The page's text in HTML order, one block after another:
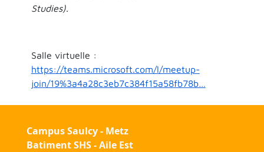
Studies).
Salle virtuelle :
https://teams.microsoft.com/l/meetup-
join/19%3a4a28c3eb7c384f15a58fb78b…
Campus Saulcy - Metz
Batiment SHS - Aile Est